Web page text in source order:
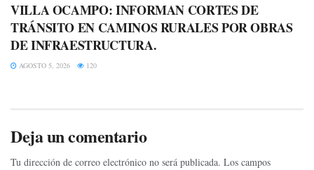
VILLA OCAMPO: INFORMAN CORTES DE
TRÁNSITO EN CAMINOS RURALES POR OBRAS
DE INFRAESTRUCTURA.
AGOSTO 5, 2026 120
Deja un comentario
Tu dirección de correo electrónico no será publicada. Los campos